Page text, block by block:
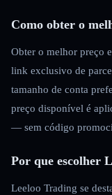
Como obter o
Obter o melhor preço
link exclusivo de
tamanho de conta
preço disponível é
— sem código
Por que escolher
Leeloo Trading se